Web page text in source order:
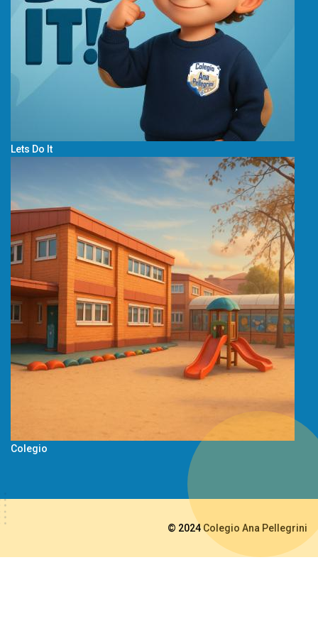
Lets Do It
Colegio
© 2024 Colegio Ana Pellegrini